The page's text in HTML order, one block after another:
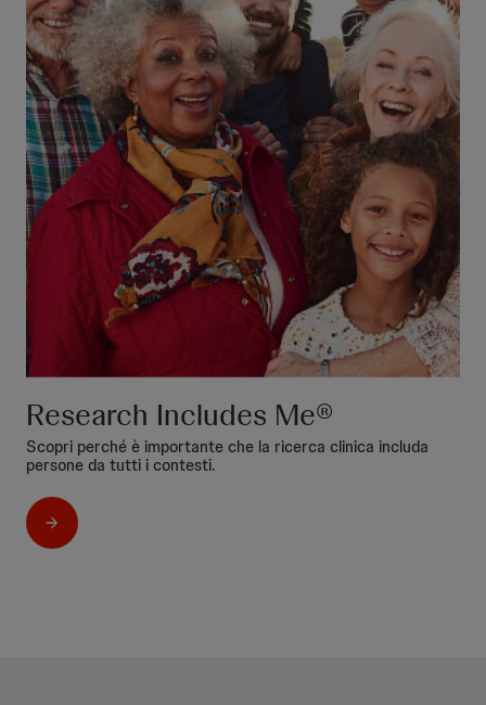
Research Includes Me®
Scopri perché è importante che la ricerca clinica includa
persone da tutti i contesti.